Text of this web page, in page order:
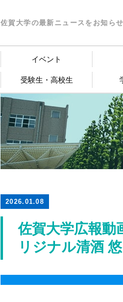
佐賀大学の最新ニュースをお知ら
イベント
受験生・高校生
2026.01.08
佐賀大学広報動
リジナル清酒